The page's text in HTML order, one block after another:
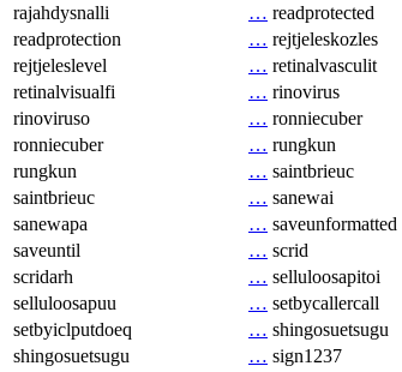
rajahdysnalli
… readprotected
readprotection
… rejtjeleskozles
rejtjeleslevel
… retinalvasculit
retinalvisualfi
… rinovirus
rinoviruso
… ronniecuber
ronniecuber
… rungkun
rungkun
… saintbrieuc
saintbrieuc
… sanewai
sanewapa
… saveunformatted
saveuntil
… scrid
scridarh
… selluloosapitoi
selluloosapuu
… setbycallercall
setbyiclputdoeq
… shingosuetsugu
shingosuetsugu
… sign1237